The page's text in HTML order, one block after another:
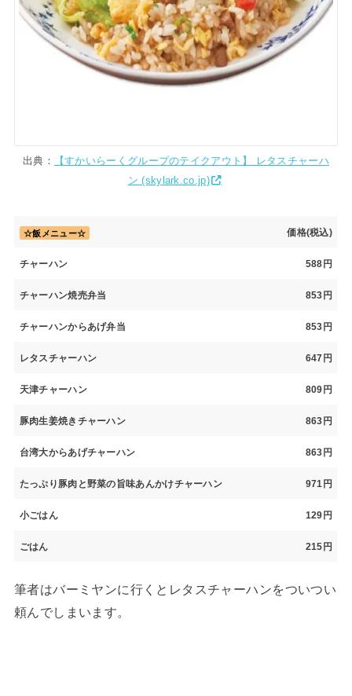
出典：
【すかいらーくグループのテイクアウト】 レタスチャーハ
ン (skylark.co.jp)
☆飯メニュー☆ 価格(税込)
チャーハン 588円
チャーハン焼売弁当 853円
チャーハンからあげ弁当 853円
レタスチャーハン 647円
天津チャーハン 809円
豚肉生姜焼きチャーハン 863円
台湾大からあげチャーハン 863円
たっぷり豚肉と野菜の旨味あんかけチャーハン 971円
小ごはん 129円
ごはん 215円
筆者はバーミヤンに行くとレタスチャーハンをついつい
頼んでしまいます。